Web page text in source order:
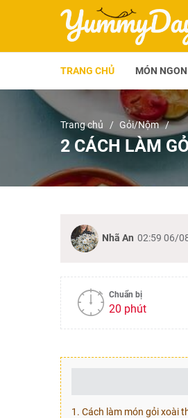
TRANG CHỦ MÓN NGON
Trang chủ Gỏi/Nộm
2 CÁCH LÀM
Nhã An 02:59 06/
Chuẩn bị
20 phút
1. Cách làm món gỏi xoài